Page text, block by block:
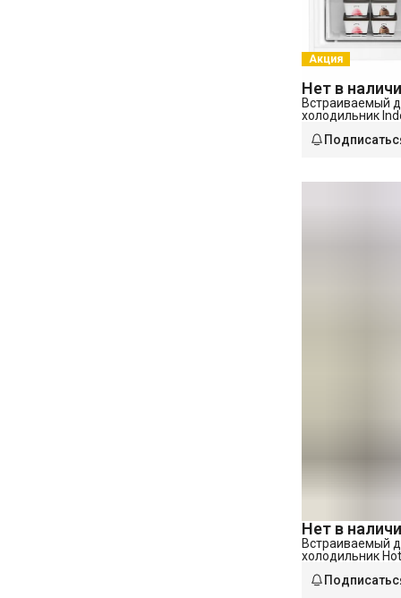
Акция
Нет в
Встраиваемый
холодильник
Нет в
Встраиваемый
холодильник